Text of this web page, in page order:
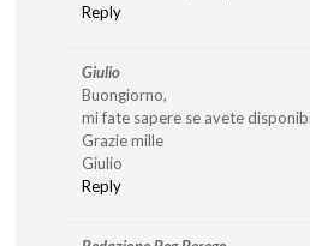
Reply
Giulio
Buongiorno,
mi fate sapere se avete
Grazie mille
Giulio
Reply